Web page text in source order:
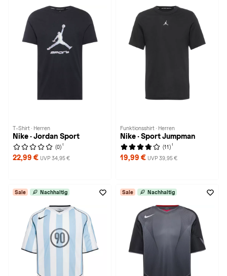
T-Shirt · Herren
Nike · Jordan Sport
(0) 1
22,99 € UVP 34,95 €
Funktionsshirt · Herren
Nike · Sport Jumpman
(11) 1
19,99 € UVP 39,95 €
Sale Nachhaltig Sale Nachhaltig